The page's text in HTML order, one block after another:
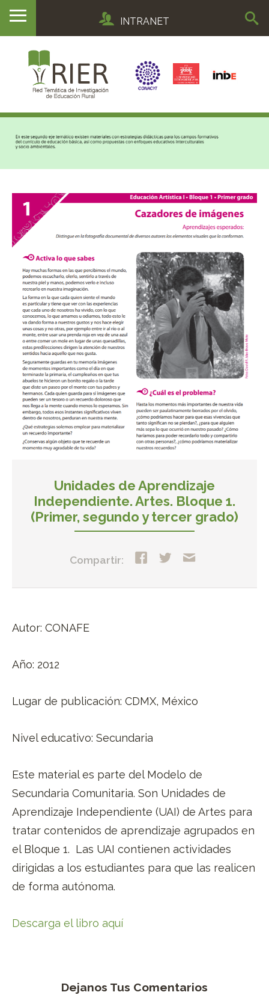
INTRANET
Unidades de Aprendizaje
Independiente. Artes. Bloque 1.
(Primer, segundo y tercer grado)
Compartir:
Autor: CONAFE
Año: 2012
Lugar de publicación: CDMX, México
Nivel educativo: Secundaria
Este material es parte del Modelo de
Secundaria Comunitaria. Son Unidades de
Aprendizaje Independiente (UAI) de Artes para
tratar contenidos de aprendizaje agrupados en
el Bloque 1. Las UAI contienen actividades
dirigidas a los estudiantes para que las realicen
de forma autónoma.
Descarga el libro aquí
Dejanos Tus Comentarios